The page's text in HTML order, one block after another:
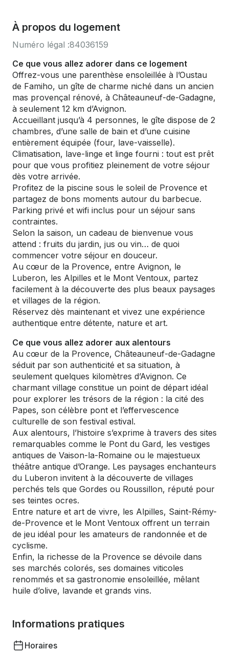
À propos du logement
Numéro légal :84036159
Ce que vous allez adorer dans ce logement
Offrez-vous une parenthèse ensoleillée à l’Oustau
de Famiho, un gîte de charme niché dans un ancien
mas provençal rénové, à Châteauneuf-de-Gadagne,
à seulement 12 km d’Avignon.
Accueillant jusqu’à 4 personnes, le gîte dispose de 2
chambres, d’une salle de bain et d’une cuisine
entièrement équipée (four, lave-vaisselle).
Climatisation, lave-linge et linge fourni : tout est prêt
pour que vous profitiez pleinement de votre séjour
dès votre arrivée.
Profitez de la piscine sous le soleil de Provence et
partagez de bons moments autour du barbecue.
Parking privé et wifi inclus pour un séjour sans
contraintes.
Selon la saison, un cadeau de bienvenue vous
attend : fruits du jardin, jus ou vin… de quoi
commencer votre séjour en douceur.
Au cœur de la Provence, entre Avignon, le
Luberon, les Alpilles et le Mont Ventoux, partez
facilement à la découverte des plus beaux paysages
et villages de la région.
Réservez dès maintenant et vivez une expérience
authentique entre détente, nature et art.
Ce que vous allez adorer aux alentours
Au cœur de la Provence, Châteauneuf-de-Gadagne
séduit par son authenticité et sa situation, à
seulement quelques kilomètres d’Avignon. Ce
charmant village constitue un point de départ idéal
pour explorer les trésors de la région : la cité des
Papes, son célèbre pont et l’effervescence
culturelle de son festival estival.
Aux alentours, l’histoire s’exprime à travers des sites
remarquables comme le Pont du Gard, les vestiges
antiques de Vaison-la-Romaine ou le majestueux
théâtre antique d’Orange. Les paysages enchanteurs
du Luberon invitent à la découverte de villages
perchés tels que Gordes ou Roussillon, réputé pour
ses teintes ocres.
Entre nature et art de vivre, les Alpilles, Saint-Rémy-
de-Provence et le Mont Ventoux offrent un terrain
de jeu idéal pour les amateurs de randonnée et de
cyclisme.
Enfin, la richesse de la Provence se dévoile dans
ses marchés colorés, ses domaines viticoles
renommés et sa gastronomie ensoleillée, mêlant
huile d’olive, lavande et grands vins.
Informations pratiques
Horaires